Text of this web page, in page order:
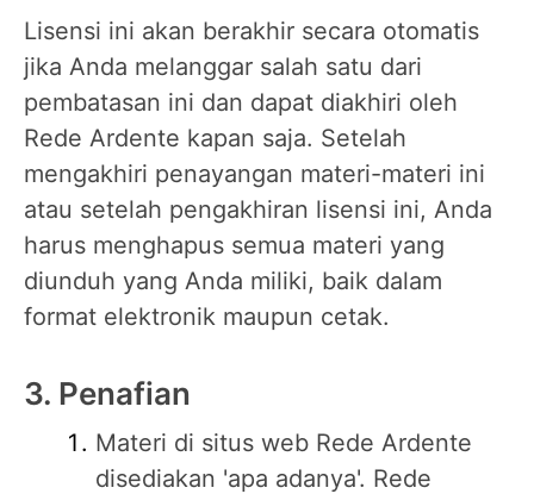
Lisensi ini akan berakhir secara otomatis
jika Anda melanggar salah satu dari
pembatasan ini dan dapat diakhiri oleh
Rede Ardente kapan saja. Setelah
mengakhiri penayangan materi-materi ini
atau setelah pengakhiran lisensi ini, Anda
harus menghapus semua materi yang
diunduh yang Anda miliki, baik dalam
format elektronik maupun cetak.
3. Penafian
Materi di situs web Rede Ardente
disediakan 'apa adanya'. Rede